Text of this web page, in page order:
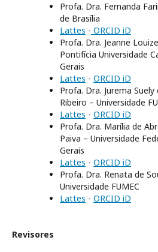
Profa. Dra. Fernanda
de Brasília
Lattes - ORCID iD
Profa. Dra. Jeanne
Pontifícia Universidade
Gerais
Lattes - ORCID iD
Profa. Dra. Jurema
Ribeiro – Universidade
Lattes - ORCID iD
Profa. Dra. Marília de
Paiva – Universidade
Gerais
Lattes - ORCID iD
Profa. Dra. Renata de
Universidade FUMEC
Lattes - ORCID iD
Revisores